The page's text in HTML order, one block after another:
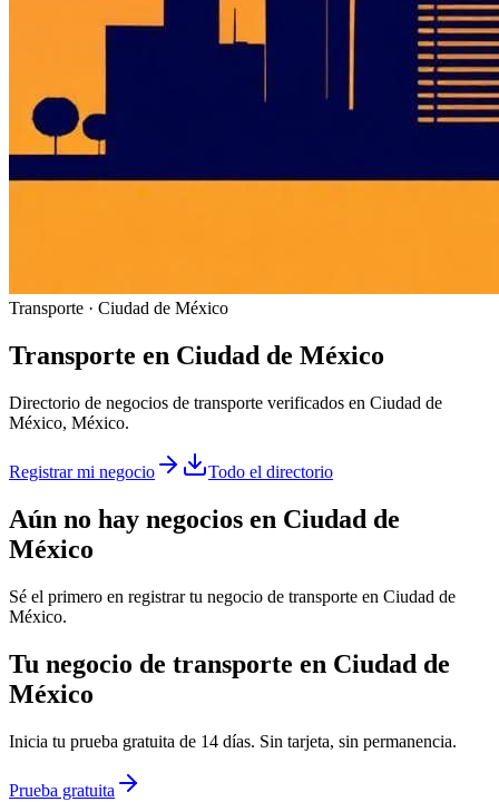
Transporte · Ciudad de México
Transporte en Ciudad de México
Directorio de negocios de transporte verificados en Ciudad de
México, México.
Registrar mi negocio Todo el directorio
Aún no hay negocios en Ciudad de
México
Sé el primero en registrar tu negocio de transporte en Ciudad de
México.
Tu negocio de transporte en Ciudad de
México
Inicia tu prueba gratuita de 14 días. Sin tarjeta, sin permanencia.
Prueba gratuita